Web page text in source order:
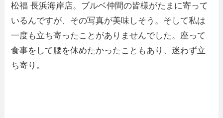
松福 長浜海岸店。ブルベ仲間の皆様がたまに寄って
いるんですが、その写真が美味しそう。そして私は
一度も立ち寄ったことがありませんでした。座って
食事をして腰を休めたかったこともあり、迷わず立
ち寄り。